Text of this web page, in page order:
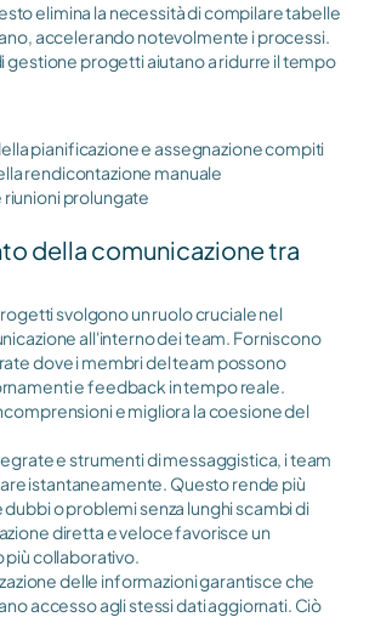
elimina la necessità di compilare tabelle
accelerando notevolmente i processi.
gestione progetti aiutano a ridurre il tempo
pianificazione e assegnazione compiti
rendicontazione manuale
riunioni prolungate
della comunicazione tra
svolgono un ruolo cruciale nel
all'interno dei team. Forniscono
dove i membri del team possono
e feedback in tempo reale.
e migliora la coesione del
e strumenti di messaggistica, i team
istantaneamente. Questo rende più
o problemi senza lunghi scambi di
diretta e veloce favorisce un
più collaborativo.
delle informazioni garantisce che
accesso agli stessi dati aggiornati. Ciò